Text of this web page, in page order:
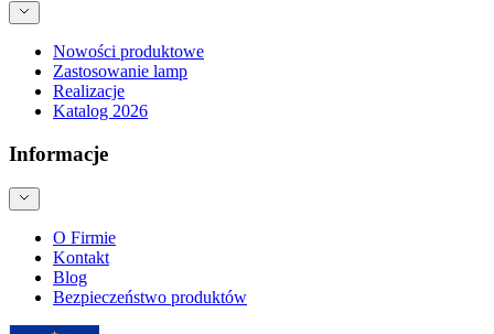
Nowości produktowe
Zastosowanie lamp
Realizacje
Katalog 2026
Informacje
O Firmie
Kontakt
Blog
Bezpieczeństwo produktów